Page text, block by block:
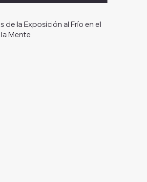
de la Exposición al Frío en el
Mente